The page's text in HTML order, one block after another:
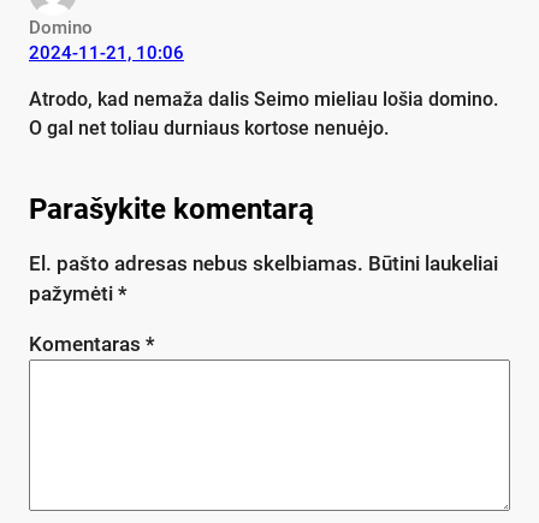
Domino
2024-11-21, 10:06
Atrodo, kad nemaža dalis Seimo mieliau lošia domino.
O gal net toliau durniaus kortose nenuėjo.
Parašykite komentarą
El. pašto adresas nebus skelbiamas. Būtini laukeliai
pažymėti *
Komentaras *